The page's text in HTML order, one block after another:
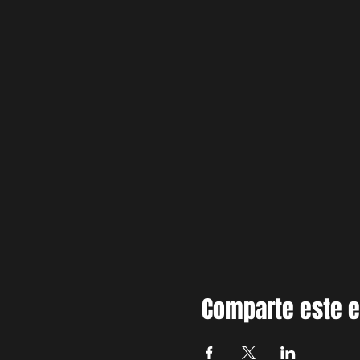
Comparte este